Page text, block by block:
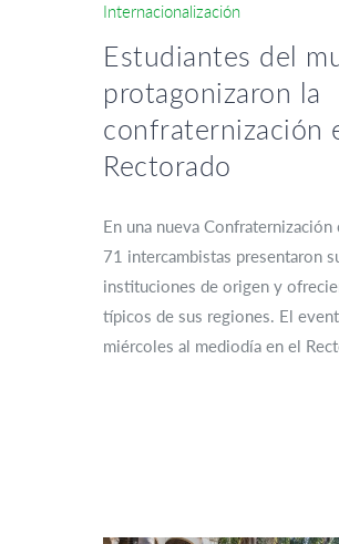
Internacionalización
Estudiantes del
protagonizaron la
confraternización
Rectorado
En una nueva
71 intercambistas presentaron
instituciones de origen y
típicos de sus regiones. El
miércoles al mediodía en el